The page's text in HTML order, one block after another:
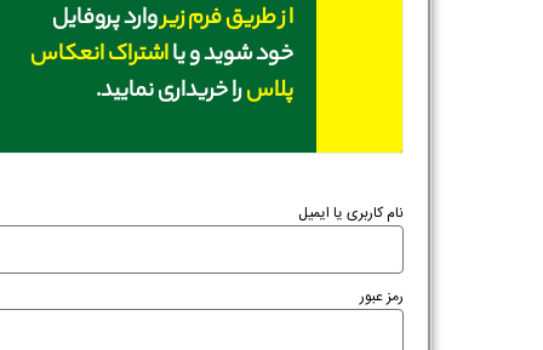
از طریق فرم زیروارد پروفایل
خود شوید و یااشتراک انعکاس
پلاسرا خریداری نمایید.
نام کاربری یا ایمیل
رمز عبور